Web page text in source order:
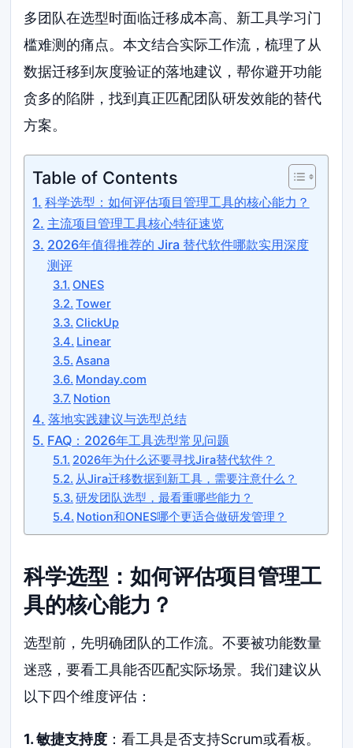
多团队在选型时面临迁移成本高、新工具学习门
槛难测的痛点。本文结合实际工作流，梳理了从
数据迁移到灰度验证的落地建议，帮你避开功能
贪多的陷阱，找到真正匹配团队研发效能的替代
方案。
Table of Contents
科学选型：如何评估项目管理工具的核心能力？
主流项目管理工具核心特征速览
2026年值得推荐的 Jira 替代软件哪款实用深度
测评
ONES
Tower
ClickUp
Linear
Asana
Monday.com
Notion
落地实践建议与选型总结
FAQ：2026年工具选型常见问题
2026年为什么还要寻找Jira替代软件？
从Jira迁移数据到新工具，需要注意什么？
研发团队选型，最看重哪些能力？
Notion和ONES哪个更适合做研发管理？
科学选型：如何评估项目管理工
具的核心能力？
选型前，先明确团队的工作流。不要被功能数量
迷惑，要看工具能否匹配实际场景。我们建议从
以下四个维度评估：
1. 敏捷支持度 ：看工具是否支持Scrum或看板。